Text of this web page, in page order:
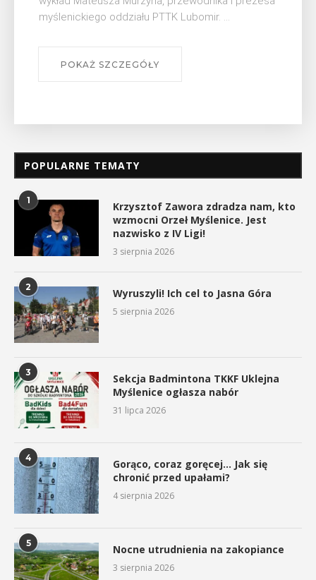
PTTK Lubomir. ...
się na ...
POPULARNE TEMATY
1
Krzysztof Zawora zdradza nam, kto
wzmocni Orzeł Myślenice. Jest
nazwisko z IV Ligi!
3 sierpnia 2026
2 Wyruszyli! Ich cel to Jasna Góra
5 sierpnia 2026
3
Sekcja Badmintona TKKF Uklejna
Myślenice ogłasza nabór
31 lipca 2026
4
Gorąco, coraz goręcej… Jak się
chronić przed upałami?
4 sierpnia 2026
5 Nocne utrudnienia na zakopiance
3 sierpnia 2026